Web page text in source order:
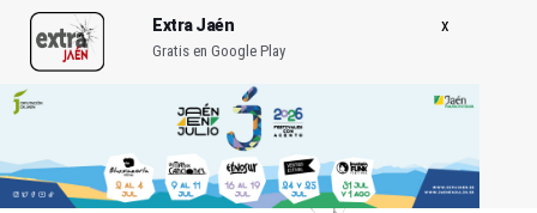
Extra Jaén
Gratis en Google Play